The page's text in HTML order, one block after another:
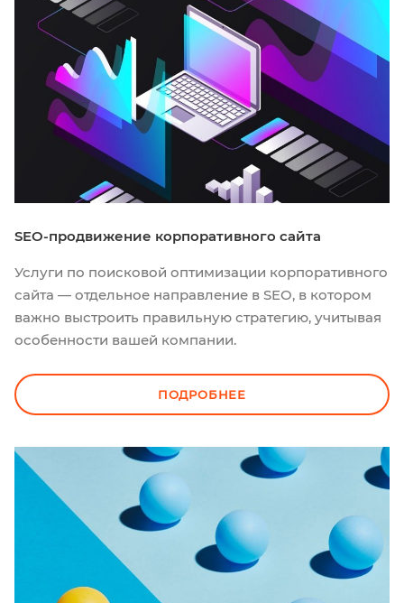
SEO-продвижение корпоративного сайта
Услуги по поисковой оптимизации корпоративного
сайта — отдельное направление в SEO, в котором
важно выстроить правильную стратегию, учитывая
особенности вашей компании.
ПОДРОБНЕЕ